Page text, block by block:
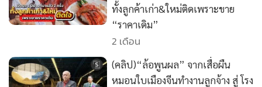
ทั้งลูกค้าเก่า&ใหม่ติดเพราะขาย
“ราคาเดิม”
2 เดือน
(คลิป)“ล้อพูนผล” จากเสื่อผืน
หมอนใบเมืองจีนทำงานลูกจ้าง สู่ โรง